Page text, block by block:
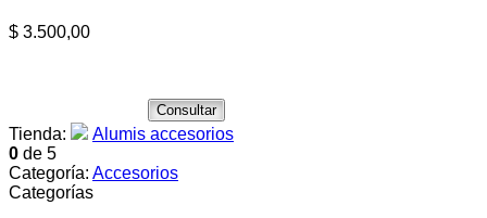
$ 3.500,00
Consultar
Tienda:
Alumis accesorios
0 de 5
Categoría: Accesorios
Categorías